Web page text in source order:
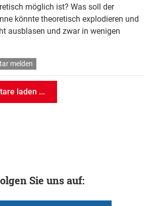
möglich ist? Was soll der
könnte theoretisch explodieren und
ausblasen und zwar in wenigen
melden
laden ...
Sie uns auf: